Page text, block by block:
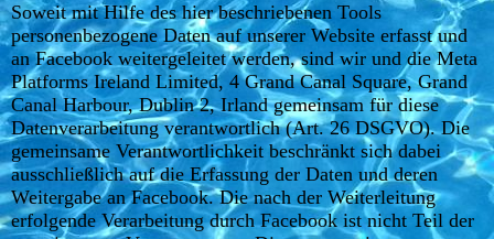
Soweit mit Hilfe des hier beschriebenen Tools
personenbezogene Daten auf unserer Website erfasst und
an Facebook weitergeleitet werden, sind wir und die Meta
Platforms Ireland Limited, 4 Grand Canal Square, Grand
Canal Harbour, Dublin 2, Irland gemeinsam für diese
Datenverarbeitung verantwortlich (Art. 26 DSGVO). Die
gemeinsame Verantwortlichkeit beschränkt sich dabei
ausschließlich auf die Erfassung der Daten und deren
Weitergabe an Facebook. Die nach der Weiterleitung
erfolgende Verarbeitung durch Facebook ist nicht Teil der